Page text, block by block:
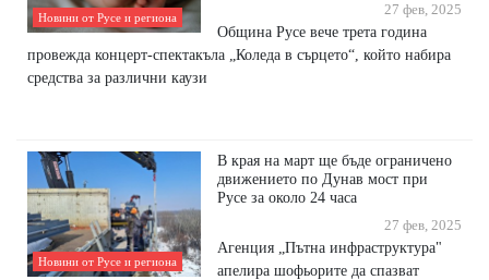
Новини от Русе и региона
27 фев, 2025
Община Русе вече трета година
провежда концерт-спектакъла „Коледа в сърцето“, който набира
средства за различни каузи
Новини от Русе и региона
В края на март ще бъде ограничено
движението по Дунав мост при
Русе за около 24 часа
27 фев, 2025
Агенция „Пътна инфраструктура"
апелира шофьорите да спазват